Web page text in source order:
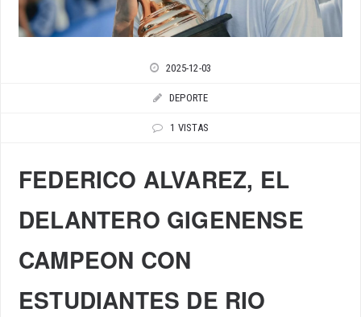
2025-12-03
DEPORTE
1 VISTAS
FEDERICO ALVAREZ, EL
DELANTERO GIGENENSE
CAMPEON CON
ESTUDIANTES DE RIO